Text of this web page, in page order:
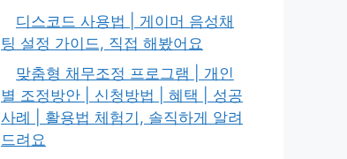
디스코드 사용법 | 게이머 음성채
팅 설정 가이드, 직접 해봤어요
맞춤형 채무조정 프로그램 | 개인
별 조정방안 | 신청방법 | 혜택 | 성공
사례 | 활용법 체험기, 솔직하게 알려
드려요